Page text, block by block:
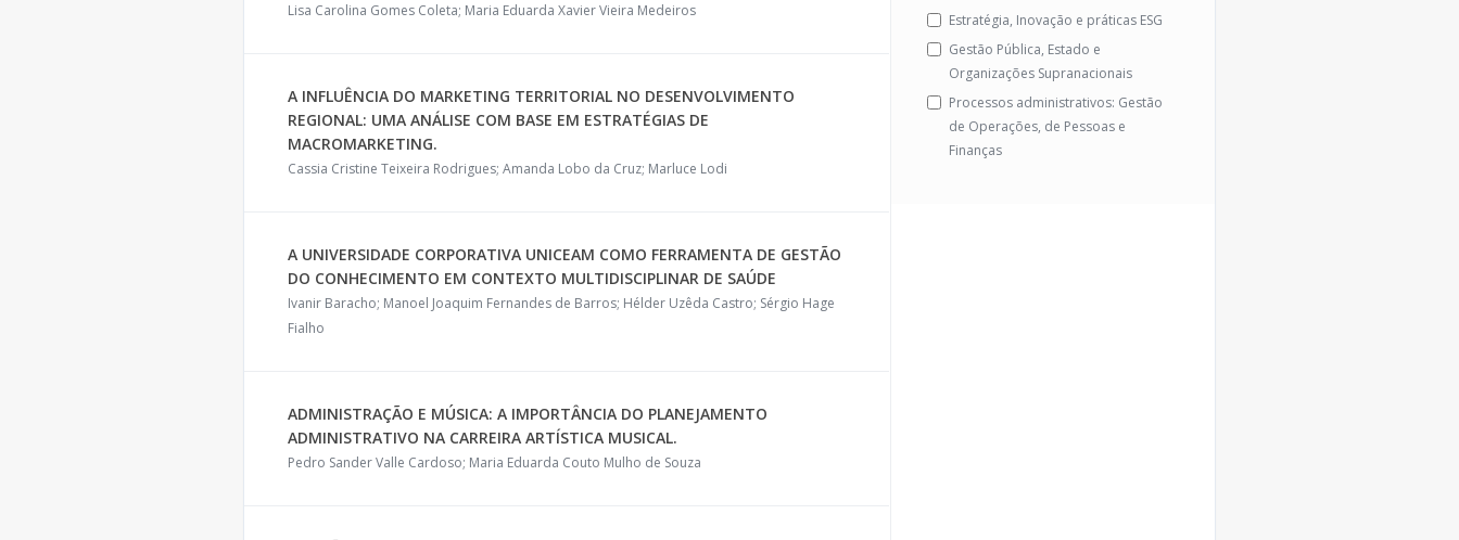
Lisa Carolina Gomes Coleta; Maria Eduarda Xavier Vieira Medeiros
A INFLUÊNCIA DO MARKETING TERRITORIAL NO DESENVOLVIMENTO
REGIONAL: UMA ANÁLISE COM BASE EM ESTRATÉGIAS DE
MACROMARKETING.
Cassia Cristine Teixeira Rodrigues; Amanda Lobo da Cruz; Marluce Lodi
A UNIVERSIDADE CORPORATIVA UNICEAM COMO FERRAMENTA DE GESTÃO
DO CONHECIMENTO EM CONTEXTO MULTIDISCIPLINAR DE SAÚDE
Ivanir Baracho; Manoel Joaquim Fernandes de Barros; Hélder Uzêda Castro; Sérgio Hage
Fialho
ADMINISTRAÇÃO E MÚSICA: A IMPORTÂNCIA DO PLANEJAMENTO
ADMINISTRATIVO NA CARREIRA ARTÍSTICA MUSICAL.
Pedro Sander Valle Cardoso; Maria Eduarda Couto Mulho de Souza
Estratégia, Inovação e práticas ESG
Gestão Pública, Estado e
Organizações Supranacionais
Processos administrativos: Gestão
de Operações, de Pessoas e
Finanças